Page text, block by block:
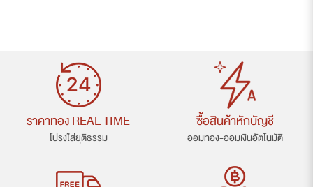
ราคาทอง REAL TIME
โปรงใส่ยุติธรรม
ซื้อสินค้าหักบัญชี
ออมทอง-ออมเงินอัตโนมัติ